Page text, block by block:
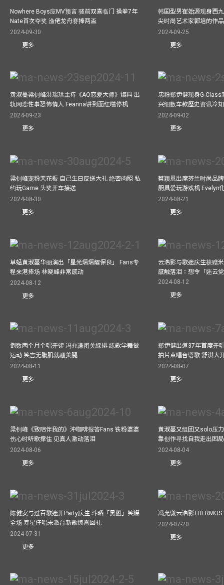
Nowhere Boys应MV预言 骚前双喜临门 操拳7年
Nate首次夺奖 渔佬龙舟赛捧两盃
2024-09-30
更多
韩国型男崔始源现身西
尖时尚艺术家郭培的作
2024-09-25
更多
黄淑蔓梁钊峰洪瑞珙主持《AO恋爱大师》爆料 出
轨网恋性事恐怖情人 Feanna讲到面红嗌停机
2024-09-23
更多
忠粉郑伊健现身G-
兴细数车款歷史资讯冷
2024-09-02
更多
梁钊峰宠粉天花板 自己生日反送大礼 绝密肉照 私
约玩Game 头奖开车接送
2024-08-30
更多
蔡颖恩出席芬兰时尚品
厨具爱玩游戏机 Evelyn
2024-08-21
更多
草蜢黄淑蔓华丽演出「星光熠熠耀保良」 Fans专
程来港捧场 林晓峰非常感动
2024-08-12
更多
云浩影与歌迷庆生获赠
感触落泪：想令「迷云
2024-08-12
更多
倒数两个月个唱开锣 冯允谦闭关綵排 练歌学舞做
运动 笑言无腹肌就骚美腿
2024-08-11
更多
郑伊健出道37年首度开
拍片点唱台语歌 舒淇大
2024-08-07
更多
梁钊峰《致陪伴我的》沖咖啡报答Fans 铁粉婆婆
伤心时听歌撑住 见真人激动落泪
2024-08-06
更多
黄淑蔓又组团又solo压
靠创作寻找自我走出困局
2024-08-04
更多
陈健安与过百歌迷开Party庆生 斗晒「黑图」笑爆
全场 寿星仔唱未派台新歌惊喜回礼
2024-07-31
更多
冯允谦云浩影
2024-07-20
更多